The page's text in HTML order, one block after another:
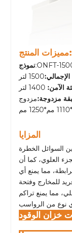
مميزات المنتج:
نموذج:ONFT-
1500 لتر
الآمن:
مزدوجة:مزدوج
المزايا
السوائل الخطرة
العلوي، كما أن
مما يمنع أي
للمخارج وفتحة
مما يمنع تراكم
خزان الوقود